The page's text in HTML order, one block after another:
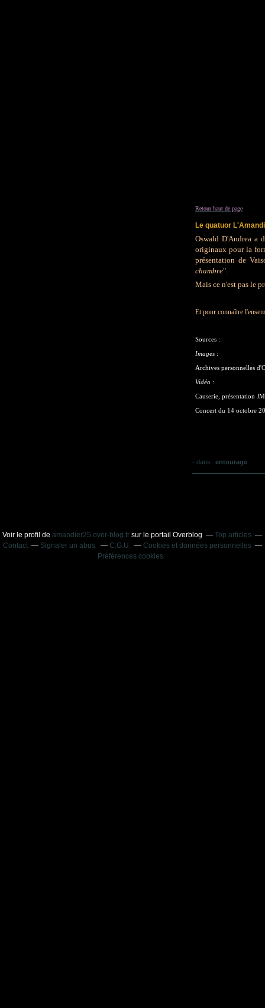
Retour haut de page
Le quatuor
Oswald D'Andrea a
originaux pour la
présentation de
chambre".
Mais ce n'est pas le
Et pour connaître
Sources :
Images :
Archives personnelles
Vidéo :
Causerie, présentation
Concert du 14 octobre
- dans entourage
Voir le profil deamandier25.over-blog.fr sur le portail Overblog
Top articles
Contact
Signaler un abus C.G.U.
Cookies et données personnelles
Préférences cookies